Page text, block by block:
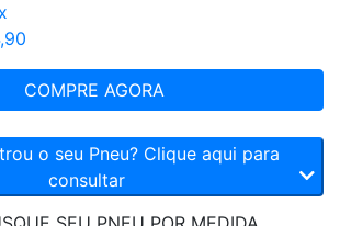
COMPRE AGORA
aqui para
consultar